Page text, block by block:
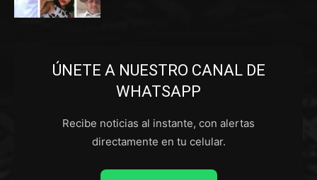
ÚNETE A NUESTRO CANAL DE
WHATSAPP
Recibe noticias al instante, con alertas
directamente en tu celular.